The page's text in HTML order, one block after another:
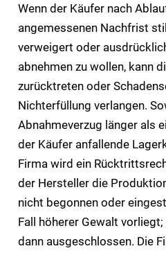
Wenn der Käufer nach
angemessenen Nachfrist
verweigert oder
abnehmen zu wollen, kann
zurücktreten oder
Nichterfüllung verlangen.
Abnahmeverzug länger als
der Käufer anfallende
Firma wird ein
der Hersteller die
nicht begonnen oder
Fall höherer Gewalt
dann ausgeschlossen. Die